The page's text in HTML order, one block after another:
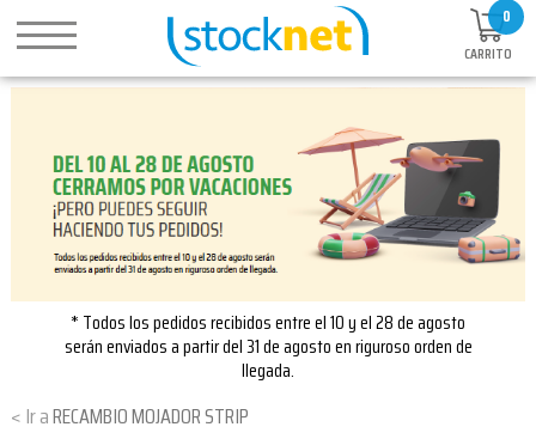
0
CARRITO
* Todos los pedidos recibidos entre el 10 y el 28 de agosto
serán enviados a partir del 31 de agosto en riguroso orden de
llegada.
RECAMBIO MOJADOR STRIP